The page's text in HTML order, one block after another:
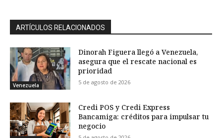
ARTÍCULOS RELACIONADOS
Venezuela
Dinorah Figuera llegó a Venezuela,
asegura que el rescate nacional es
prioridad
5 de agosto de 2026
Credi POS y Credi Express
Bancamiga: créditos para impulsar tu
negocio